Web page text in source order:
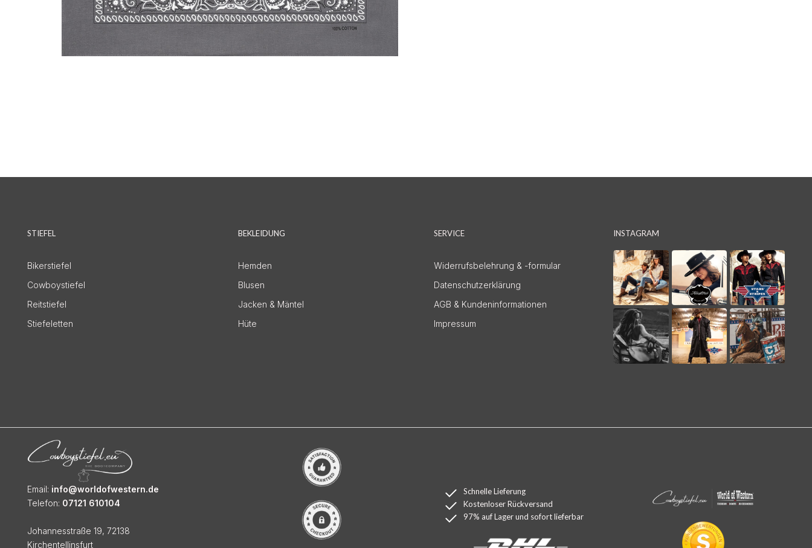
STIEFEL
Bikerstiefel
Cowboystiefel
Reitstiefel
Stiefeletten
BEKLEIDUNG
Hemden
Blusen
Jacken & Mäntel
Hüte
SERVICE
Widerrufsbelehrung & -formular
Datenschutzerklärung
AGB & Kundeninformationen
Impressum
INSTAGRAM
Email: info@worldofwestern.de
Telefon: 07121 610104
Johannesstraße 19, 72138
Kirchentellinsfurt
Schnelle Lieferung
Kostenloser Rückversand
97% auf Lager und sofort lieferbar